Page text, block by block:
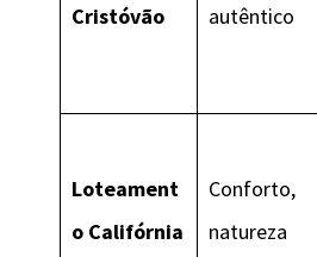
Cristóvão
autêntico
Loteament
o Califórnia
Conforto,
natureza